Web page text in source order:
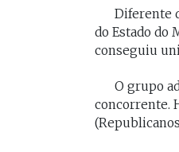
Diferente
do Estado do
conseguiu
O grupo
concorrente.
Secma, Segov e Seduc. É
vice-governador do
Maranhão desde 2023.